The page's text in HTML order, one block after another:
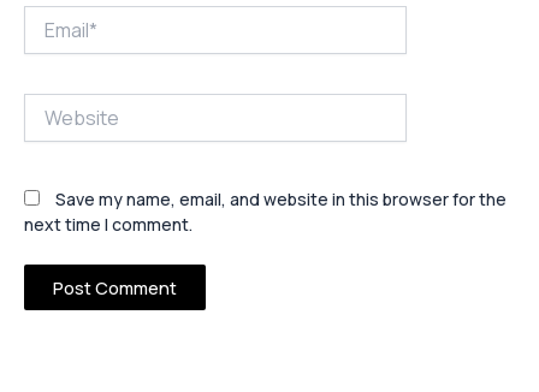
Save my name, email, and website in this browser for the
next time I comment.